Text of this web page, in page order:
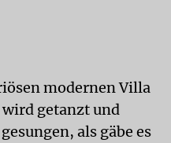
modernen Villa
getanzt und
als gäbe es